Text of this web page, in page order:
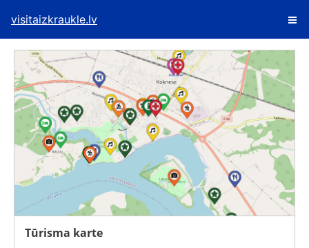
visitaizkraukle.lv
Tūrisma karte